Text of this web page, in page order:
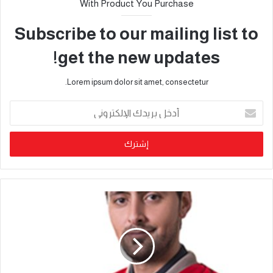
With Product You Purchase
Subscribe to our mailing list to
get the new updates!
Lorem ipsum dolor sit amet, consectetur.